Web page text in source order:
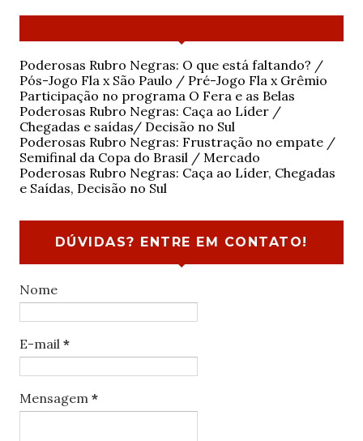
Poderosas Rubro Negras: O que está faltando? /
Pós-Jogo Fla x São Paulo / Pré-Jogo Fla x Grêmio
Participação no programa O Fera e as Belas
Poderosas Rubro Negras: Caça ao Líder /
Chegadas e saídas/ Decisão no Sul
Poderosas Rubro Negras: Frustração no empate /
Semifinal da Copa do Brasil / Mercado
Poderosas Rubro Negras: Caça ao Líder, Chegadas
e Saídas, Decisão no Sul
DÚVIDAS? ENTRE EM CONTATO!
Nome
E-mail *
Mensagem *